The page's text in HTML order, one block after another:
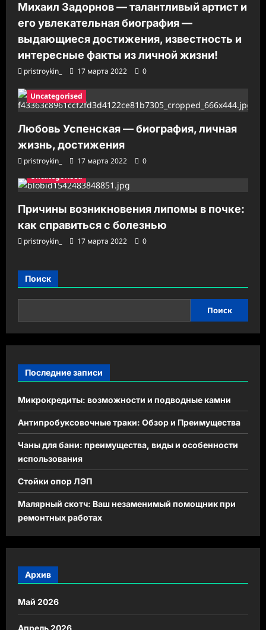
Михаил Задорнов — талантливый артист и
его увлекательная биография —
выдающиеся достижения, известность и
интересные факты из личной жизни!
pristroykin_ 17 марта 2022 0
Uncategorised
Любовь Успенская — биография, личная
жизнь, достижения
pristroykin_ 17 марта 2022
0
Uncategorised
Причины возникновения липомы в почке:
как справиться с болезнью
pristroykin_ 17 марта 2022 0
Поиск
Поиск
Последние записи
Микрокредиты: возможности и подводные камни
Антипробуксовочные траки: Обзор и Преимущества
Чаны для бани: преимущества, виды и особенности
использования
Стойки опор ЛЭП
Малярный скотч: Ваш незаменимый помощник при
ремонтных работах
Архив
Май 2026